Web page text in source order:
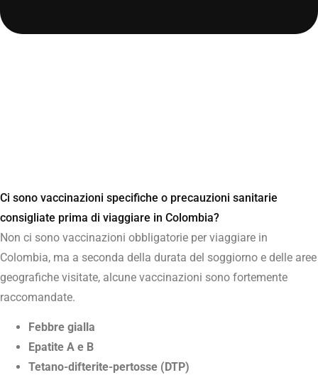
Ci sono vaccinazioni specifiche o precauzioni sanitarie
consigliate prima di viaggiare in Colombia?
Non ci sono vaccinazioni obbligatorie per viaggiare in
Colombia, ma a seconda della durata del soggiorno e delle aree
geografiche visitate, alcune vaccinazioni sono fortemente
raccomandate.
Febbre gialla
Epatite A e B
Tetano-difterite-pertosse (DTP)